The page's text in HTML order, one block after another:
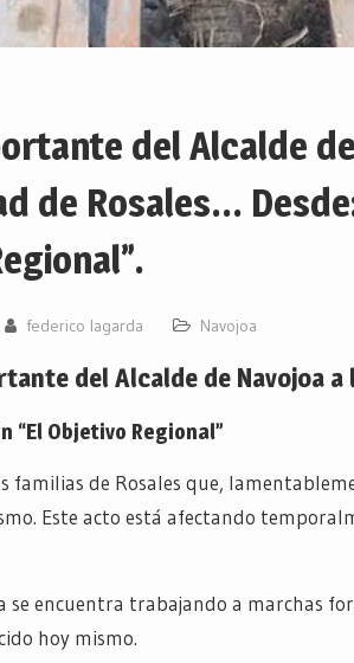
del Alcalde
de Rosales…
federico lagarda Navojoa
del Alcalde de Navojoa
“El Objetivo Regional”
familias de Rosales que,
Este acto está afectando
se encuentra trabajando a marchas
hoy mismo.